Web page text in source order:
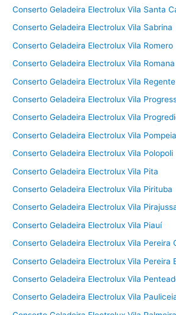
Conserto Geladeira Electrolux Vila Santa
Conserto Geladeira Electrolux Vila Sabrina
Conserto Geladeira Electrolux Vila Romero
Conserto Geladeira Electrolux Vila Romana
Conserto Geladeira Electrolux Vila
Conserto Geladeira Electrolux Vila
Conserto Geladeira Electrolux Vila
Conserto Geladeira Electrolux Vila Pompeia
Conserto Geladeira Electrolux Vila Polopoli
Conserto Geladeira Electrolux Vila Pita
Conserto Geladeira Electrolux Vila Pirituba
Conserto Geladeira Electrolux Vila
Conserto Geladeira Electrolux Vila Piauí
Conserto Geladeira Electrolux Vila Pereira
Conserto Geladeira Electrolux Vila Pereira
Conserto Geladeira Electrolux Vila
Conserto Geladeira Electrolux Vila